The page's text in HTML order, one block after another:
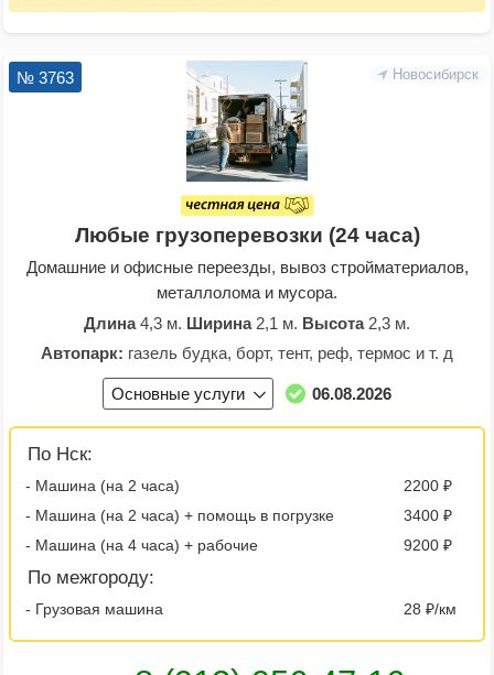
Новосибирск
№ 3763
Любые грузоперевозки (24 часа)
Домашние и офисные переезды, вывоз стройматериалов,
металлолома и мусора.
Длина4,3 м. Ширина2,1 м. Высота2,3 м.
Автопарк: газель будка, борт, тент, реф, термос и т. д
Основные услуги 06.08.2026
По Нск:
- Машина (на 2 часа)
2200 ₽
- Машина (на 2 часа) + помощь в погрузке
3400 ₽
- Машина (на 4 часа) + рабочие
9200 ₽
По межгороду:
- Грузовая машина 28 ₽/км